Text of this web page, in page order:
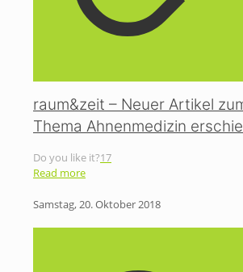
raum&zeit – Neuer Artikel
Thema Ahnenmedizin
Do you like it?17
Read more
Samstag, 20. Oktober 2018